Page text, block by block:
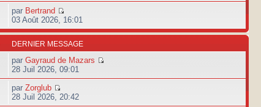
par Bertrand
03 Août 2026, 16:01
DERNIER MESSAGE
parGayraud de Mazars
28 Juil 2026, 09:01
parZorglub
28 Juil 2026, 20:42